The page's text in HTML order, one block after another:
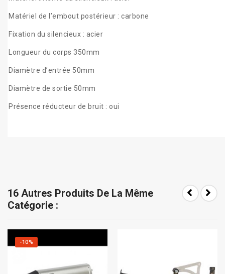
Matériel de l’embout postérieur : carbone
Fixation du silencieux : acier
Longueur du corps 350mm
Diamètre d’entrée 50mm
Diamètre de sortie 50mm
Présence réducteur de bruit : oui
16 Autres Produits De La Même
Catégorie :
-10%